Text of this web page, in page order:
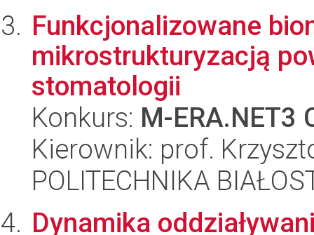
Funkcjonalizowane
mikrostrukturyzacją
stomatologii
Konkurs: M-ERA.NET3
Kierownik: prof.
POLITECHNIKA
Dynamika